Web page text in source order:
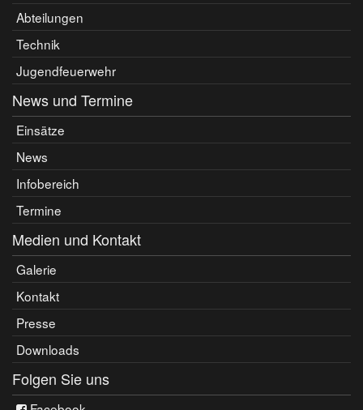
Abteilungen
Technik
Jugendfeuerwehr
News und Termine
Einsätze
News
Infobereich
Termine
Medien und Kontakt
Galerie
Kontakt
Presse
Downloads
Folgen Sie uns